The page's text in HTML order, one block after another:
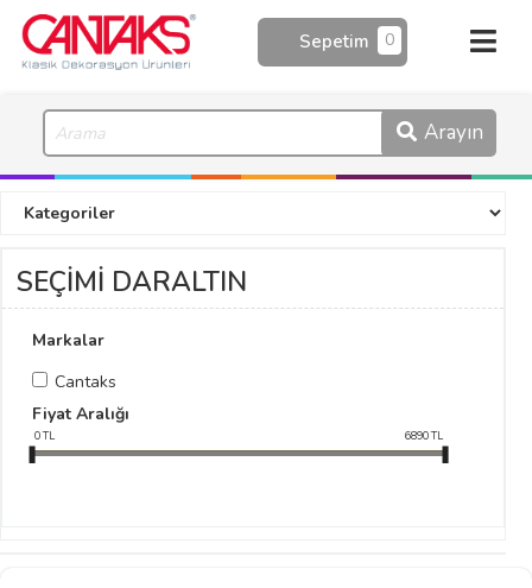
0
Sepetim
Arayın
SEÇİMİ DARALTIN
Markalar
Cantaks
Fiyat Aralığı
0TL 6890TL